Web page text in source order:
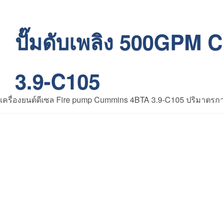
ปั๊มดับเพลิง 500GPM
3.9-C105
เครื่องยนต์ดีเซล Fire pump Cummins 4BTA 3.9-C105 ปริมาต